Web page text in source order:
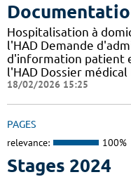
Hospitalisation à
l'HAD Demande
d'information patient
l'HAD Dossier
18/02/2026 15:25
PAGES
relevance: 100%
Stages 2024